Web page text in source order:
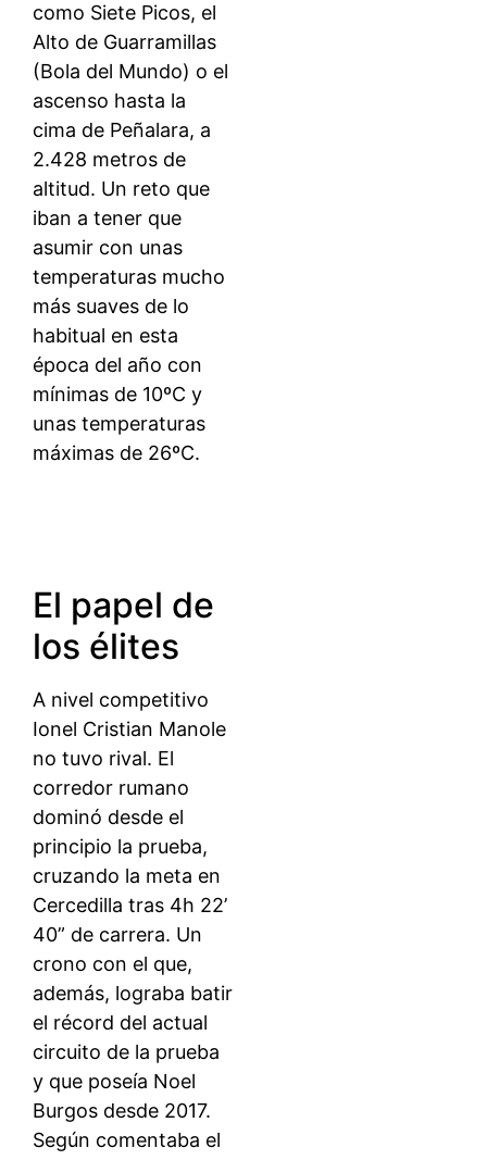
como Siete Picos, el
Alto de Guarramillas
(Bola del Mundo) o el
ascenso hasta la
cima de Peñalara, a
2.428 metros de
altitud. Un reto que
iban a tener que
asumir con unas
temperaturas mucho
más suaves de lo
habitual en esta
época del año con
mínimas de 10ºC y
unas temperaturas
máximas de 26ºC.
El papel de
los élites
A nivel competitivo
Ionel Cristian Manole
no tuvo rival. El
corredor rumano
dominó desde el
principio la prueba,
cruzando la meta en
Cercedilla tras 4h 22’
40” de carrera. Un
crono con el que,
además, lograba batir
el récord del actual
circuito de la prueba
y que poseía Noel
Burgos desde 2017.
Según comentaba el